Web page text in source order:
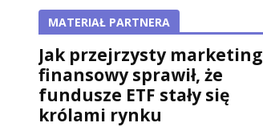
MATERIAŁ PARTNERA
Jak przejrzysty marketing
finansowy sprawił, że
fundusze ETF stały się
królami rynku